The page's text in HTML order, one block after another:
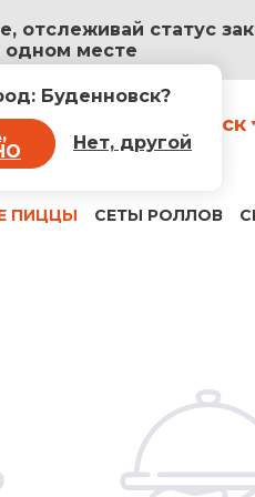
отслеживай статус
одном месте
и
Буденновск
с 10:00 до 23:30
: Буденновск?
Нет, другой
ПИЦЦЫ СЕТЫ РОЛЛОВ